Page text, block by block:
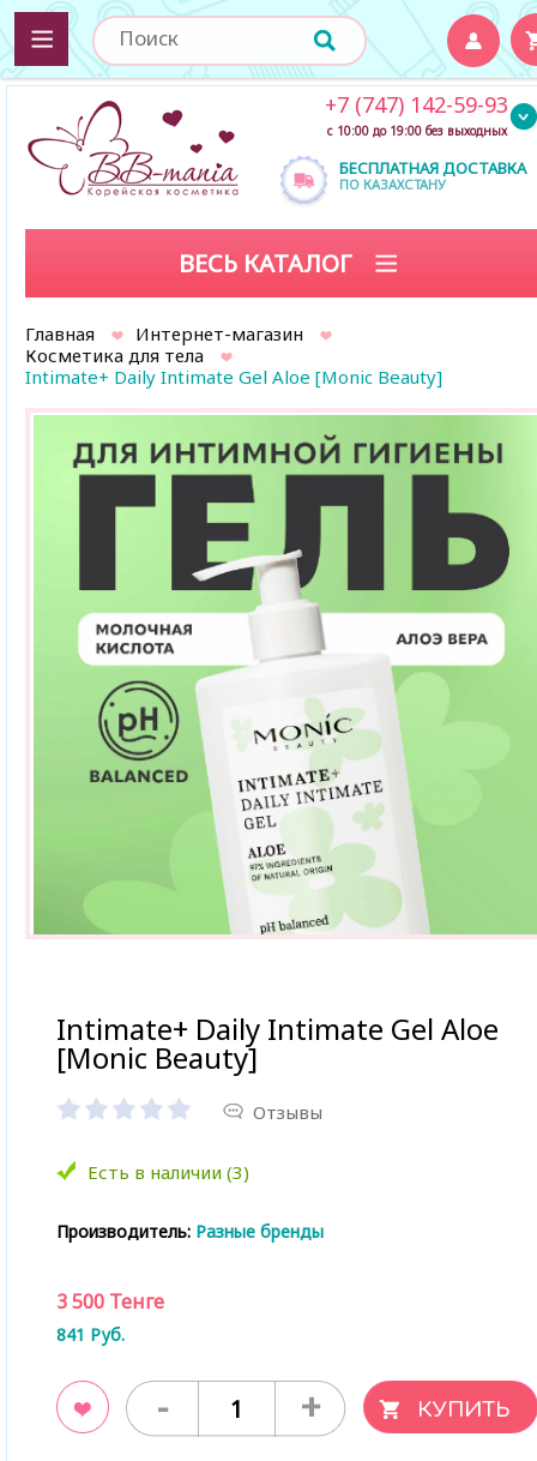
БЕСПЛАТНАЯ ДОСТАВКА
ПО КАЗАХСТАНУ
+7 (747) 142-59-93
с 10:00 до 19:00 без выходных
ВЕСЬ КАТАЛОГ
Главная
Интернет-магазин
Косметика для тела
Intimate+ Daily Intimate Gel Aloe [Monic Beauty]
Intimate+ Daily Intimate Gel Aloe
[Monic Beauty]
Отзывы
Есть в наличии (3)
Производитель: Разные бренды
3 500 Тенге
841 Руб.
- +